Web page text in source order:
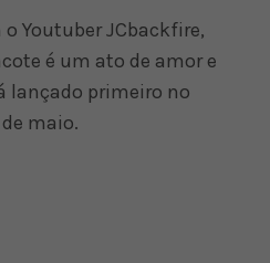
Youtuber JCbackfire,
é um ato de amor e
lançado primeiro no
maio.